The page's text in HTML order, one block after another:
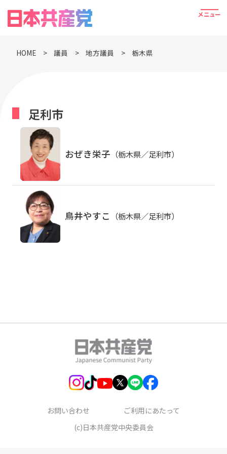
HOME 議員 地方議員 栃木県
足利市
おぜき栄子 （栃木県／足利市）
鳥井やすこ （栃木県／足利市）
お問い合わせ
ご利用にあたって
(c)日本共産党中央委員会